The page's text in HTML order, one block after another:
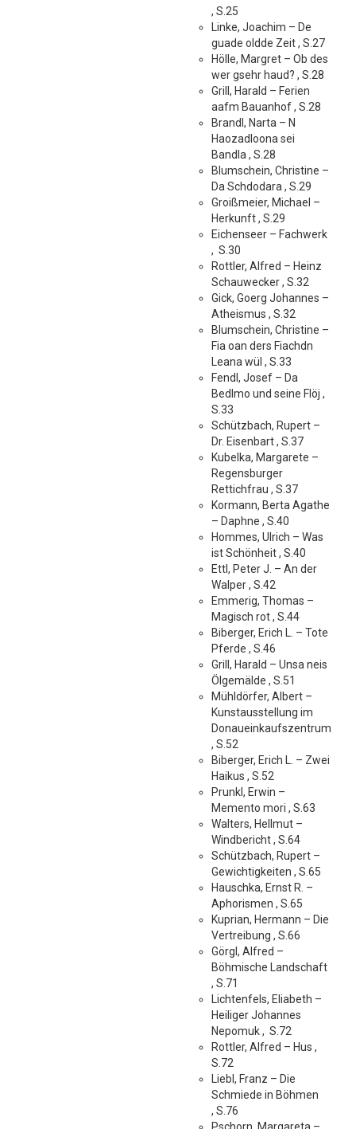
, S.25
Linke, Joachim – De
guade oldde Zeit , S.27
Hölle, Margret – Ob des
wer gsehr haud? , S.28
Grill, Harald – Ferien
aafm Bauanhof , S.28
Brandl, Narta – N
Haozadloona sei
Bandla , S.28
Blumschein, Christine –
Da Schdodara , S.29
Groißmeier, Michael –
Herkunft , S.29
Eichenseer – Fachwerk
, S.30
Rottler, Alfred – Heinz
Schauwecker , S.32
Gick, Goerg Johannes –
Atheismus , S.32
Blumschein, Christine –
Fia oan ders Fiachdn
Leana wül , S.33
Fendl, Josef – Da
Bedlmo und seine Flöj ,
S.33
Schützbach, Rupert –
Dr. Eisenbart , S.37
Kubelka, Margarete –
Regensburger
Rettichfrau , S.37
Kormann, Berta Agathe
– Daphne , S.40
Hommes, Ulrich – Was
ist Schönheit , S.40
Ettl, Peter J. – An der
Walper , S.42
Emmerig, Thomas –
Magisch rot , S.44
Biberger, Erich L. – Tote
Pferde , S.46
Grill, Harald – Unsa neis
Ölgemälde , S.51
Mühldörfer, Albert –
Kunstausstellung im
Donaueinkaufszentrum
, S.52
Biberger, Erich L. – Zwei
Haikus , S.52
Prunkl, Erwin –
Memento mori , S.63
Walters, Hellmut –
Windbericht , S.64
Schützbach, Rupert –
Gewichtigkeiten , S.65
Hauschka, Ernst R. –
Aphorismen , S.65
Kuprian, Hermann – Die
Vertreibung , S.66
Görgl, Alfred –
Böhmische Landschaft
, S.71
Lichtenfels, Eliabeth –
Heiliger Johannes
Nepomuk , S.72
Rottler, Alfred – Hus ,
S.72
Liebl, Franz – Die
Schmiede in Böhmen
, S.76
Pschorn, Margareta –